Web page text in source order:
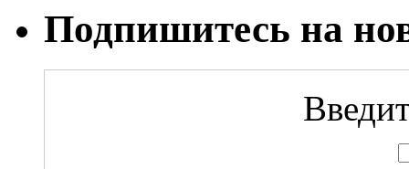
Подпишитесь на